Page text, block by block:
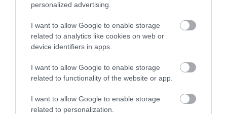
personalized advertising.
I want to allow Google to enable storage
related to analytics like cookies on web or
device identifiers in apps.
I want to allow Google to enable storage
related to functionality of the website or app.
I want to allow Google to enable storage
related to personalization.
A kávéról általában azt gondoljuk, hogy
elsősorban élénkít: felpörget, ébren tart,
segít koncentrálni. Egy friss kutatás
képet. E szerint a kávé – még a
koffeinmentes változat is – hozzájárulhat a
javításához.
Még a koffeinmentes kávé is
oldja a stresszt egy új
kutatás…
OLÁH-BEBESI BORBÁLA